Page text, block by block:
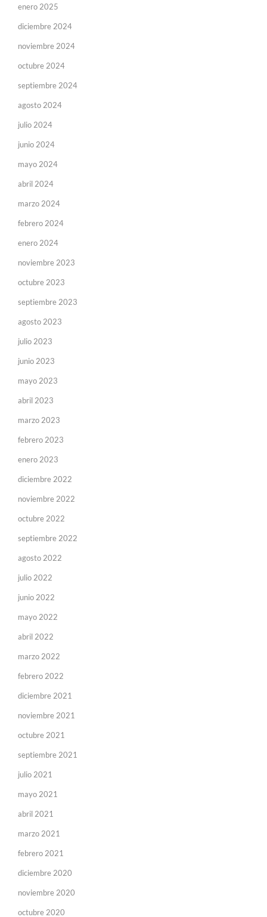
enero 2025
diciembre 2024
noviembre 2024
octubre 2024
septiembre 2024
agosto 2024
julio 2024
junio 2024
mayo 2024
abril 2024
marzo 2024
febrero 2024
enero 2024
noviembre 2023
octubre 2023
septiembre 2023
agosto 2023
julio 2023
junio 2023
mayo 2023
abril 2023
marzo 2023
febrero 2023
enero 2023
diciembre 2022
noviembre 2022
octubre 2022
septiembre 2022
agosto 2022
julio 2022
junio 2022
mayo 2022
abril 2022
marzo 2022
febrero 2022
diciembre 2021
noviembre 2021
octubre 2021
septiembre 2021
julio 2021
mayo 2021
abril 2021
marzo 2021
febrero 2021
diciembre 2020
noviembre 2020
octubre 2020